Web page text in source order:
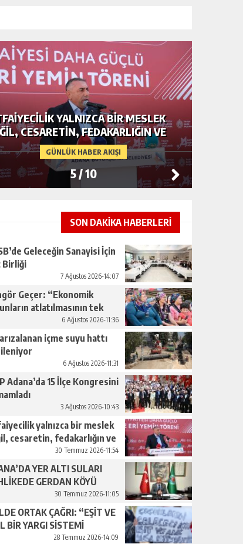
GÜNLÜK HABER AKIŞI
YALNIZCA BIR MESLEK
CESARETIN, FEDAKARLIĞIN VE
SEVGISININ EN GÜÇLÜ
5/10
SON DAKİKA HABERLERİ
Geleceğin Sanayisi İçin
Birliği
7 Ağustos 2026-14:07
Geçer: “Ekonomik
atlatılmasının tek
üretimi artırmaktan6 Ağustos 2026-11:36
arızalanan içme suyu hattı
6 Ağustos 2026-11:31
Adana’da 15 İlçe Kongresini
3 Ağustos 2026-10:43
yalnızca bir meslek
cesaretin, fedakarlığın ve
sevgisinin en güçlü30 Temmuz 2026-11:54
YER ALTI SULARI
GERDAN KÖYÜ
SUYU CENDERESİNDE
30 Temmuz 2026-11:05
ORTAK ÇAĞRI: “EŞİT VE
BİR YARGI SİSTEMİ
28 Temmuz 2026-14:09